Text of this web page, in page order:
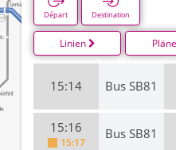
Départ Destination
Linien Pläne
15:14 Bus SB81
15:16
15:17
Bus SB81